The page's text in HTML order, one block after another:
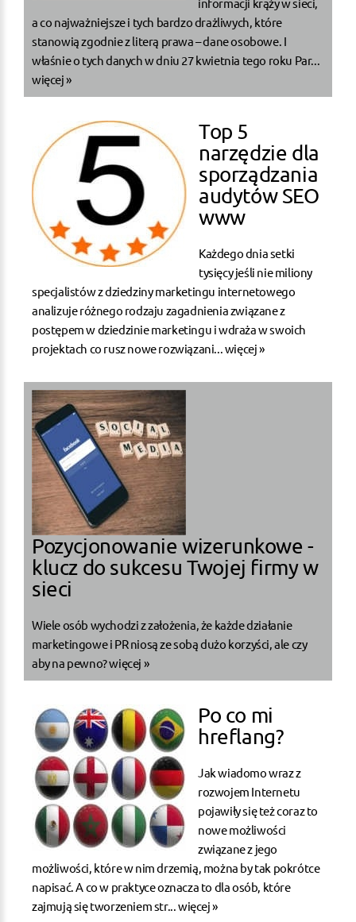
a co najważniejsze i tych bardzo drażliwych, które
stanowią zgodnie z literą prawa – dane osobowe. I
właśnie o tych danych w dniu 27 kwietnia tego roku Par...
więcej »
Top 5
narzędzie dla
sporządzania
audytów SEO
www
Każdego dnia setki
tysięcy jeśli nie miliony
specjalistów z dziedziny marketingu internetowego
analizuje różnego rodzaju zagadnienia związane z
postępem w dziedzinie marketingu i wdraża w swoich
projektach co rusz nowe rozwiązani... więcej »
Pozycjonowanie wizerunkowe -
klucz do sukcesu Twojej firmy w
sieci
Wiele osób wychodzi z założenia, że każde działanie
marketingowe i PR niosą ze sobą dużo korzyści, ale czy
aby na pewno?więcej »
Po co mi
hreflang?
Jak wiadomo wraz z
rozwojem Internetu
pojawiły się też coraz to
nowe możliwości
związane z jego
możliwości, które w nim drzemią, można by tak pokrótce
napisać. A co w praktyce oznacza to dla osób, które
zajmują się tworzeniem str... więcej »